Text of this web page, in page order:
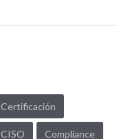
Certificación
CISO Compliance